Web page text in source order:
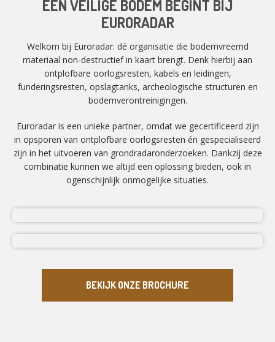
EEN VEILIGE BODEM BEGINT BIJ
EURORADAR
Welkom bij Euroradar: dé organisatie die bodemvreemd
materiaal non-destructief in kaart brengt. Denk hierbij aan
ontplofbare oorlogsresten, kabels en leidingen,
funderingsresten, opslagtanks, archeologische structuren en
bodemverontreinigingen.
Euroradar is een unieke partner, omdat we gecertificeerd zijn
in opsporen van ontplofbare oorlogsresten én gespecialiseerd
zijn in het uitvoeren van grondradaronderzoeken. Dankzij deze
combinatie kunnen we altijd een oplossing bieden, ook in
ogenschijnlijk onmogelijke situaties.
BEKIJK ONZE BROCHURE